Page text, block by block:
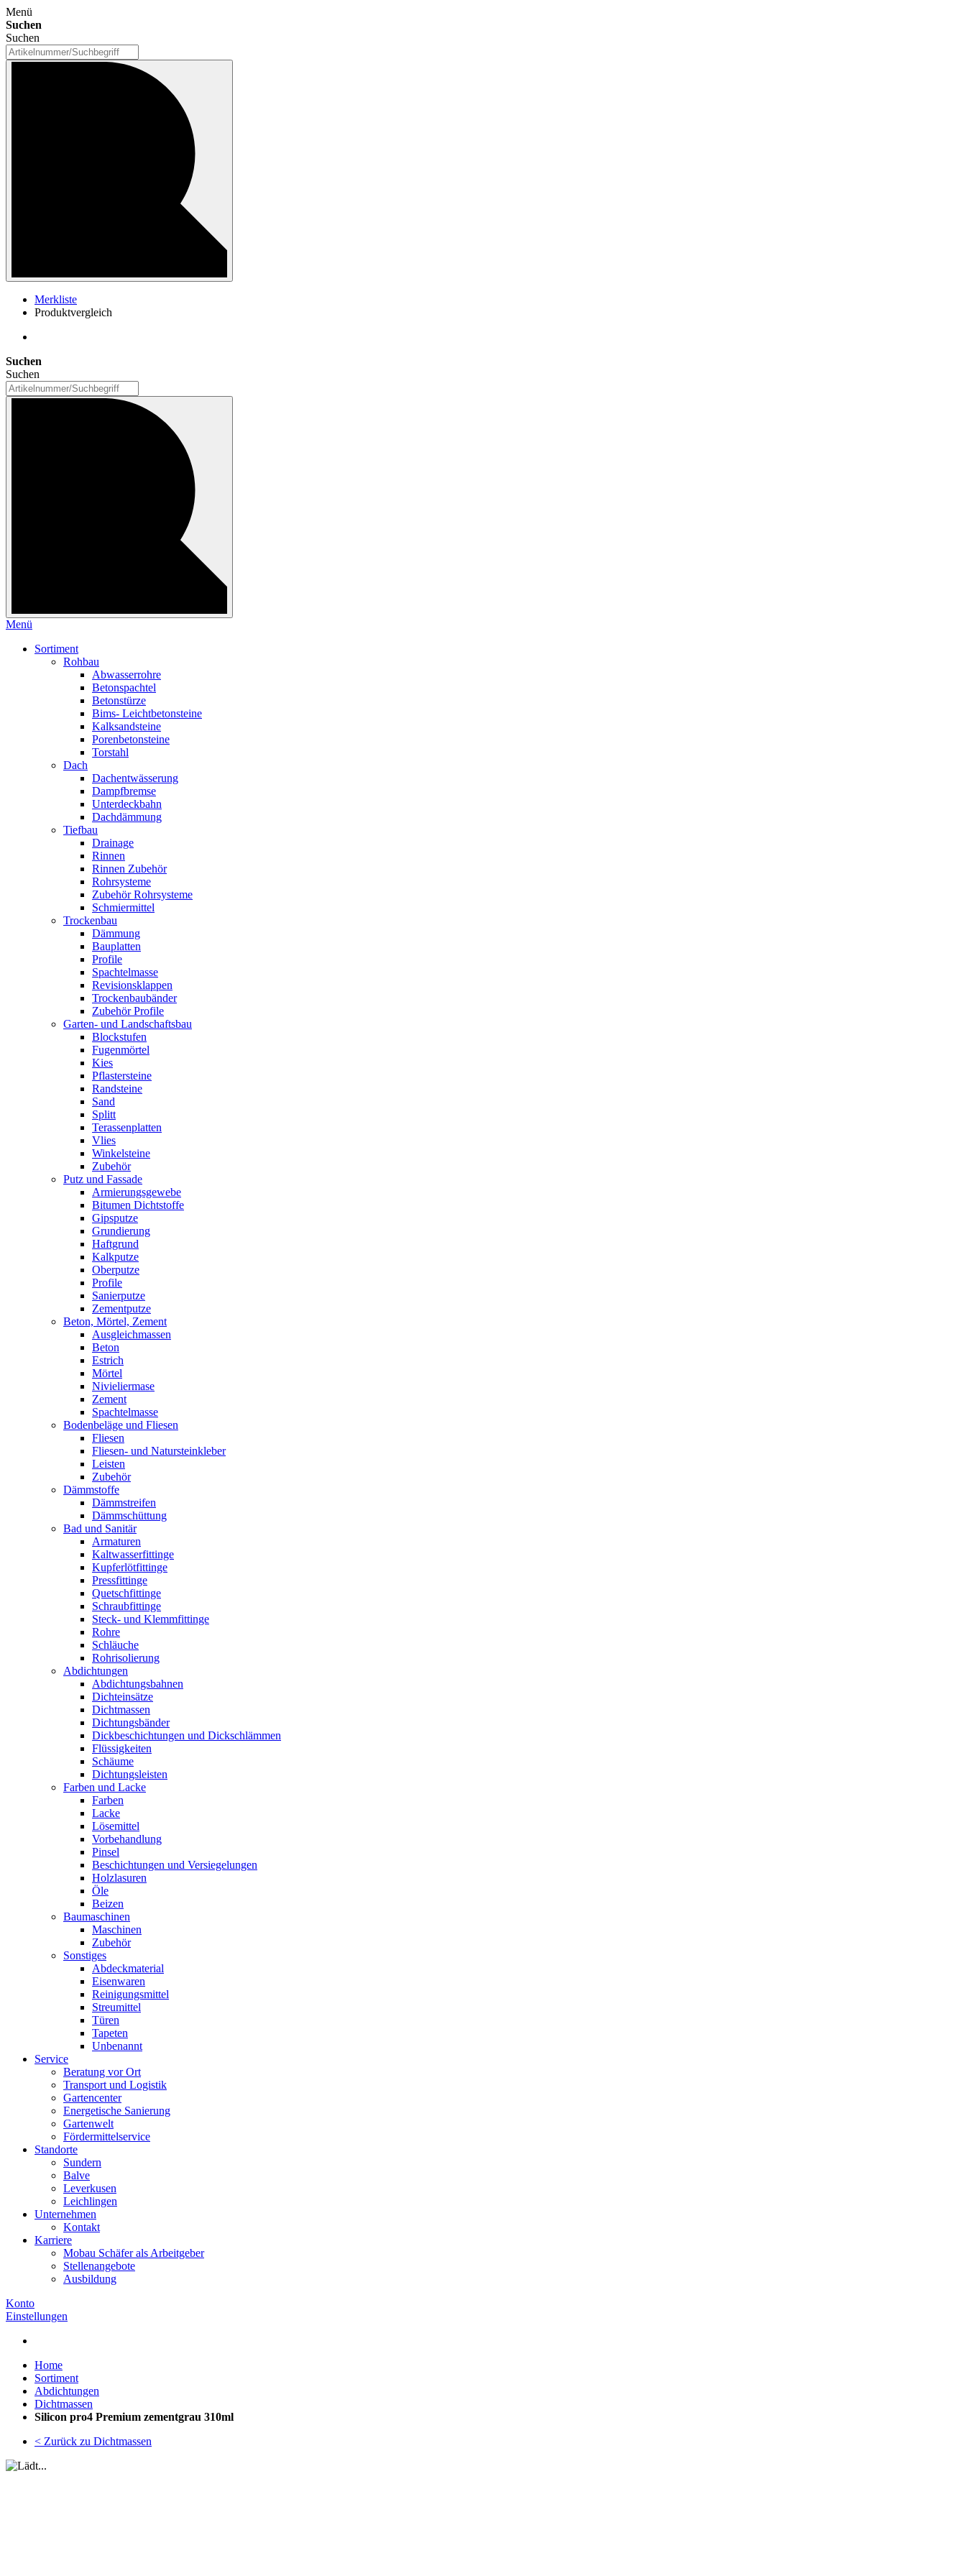
Menü
Suchen
Suchen
Merkliste
Produktvergleich
Suchen
Suchen
Menü
Sortiment
Rohbau
Abwasserrohre
Betonspachtel
Betonstürze
Bims- Leichtbetonsteine
Kalksandsteine
Porenbetonsteine
Torstahl
Dach
Dachentwässerung
Dampfbremse
Unterdeckbahn
Dachdämmung
Tiefbau
Drainage
Rinnen
Rinnen Zubehör
Rohrsysteme
Zubehör Rohrsysteme
Schmiermittel
Trockenbau
Dämmung
Bauplatten
Profile
Spachtelmasse
Revisionsklappen
Trockenbaubänder
Zubehör Profile
Garten- und Landschaftsbau
Blockstufen
Fugenmörtel
Kies
Pflastersteine
Randsteine
Sand
Splitt
Terassenplatten
Vlies
Winkelsteine
Zubehör
Putz und Fassade
Armierungsgewebe
Bitumen Dichtstoffe
Gipsputze
Grundierung
Haftgrund
Kalkputze
Oberputze
Profile
Sanierputze
Zementputze
Beton, Mörtel, Zement
Ausgleichmassen
Beton
Estrich
Mörtel
Nivieliermase
Zement
Spachtelmasse
Bodenbeläge und Fliesen
Fliesen
Fliesen- und Natursteinkleber
Leisten
Zubehör
Dämmstoffe
Dämmstreifen
Dämmschüttung
Bad und Sanitär
Armaturen
Kaltwasserfittinge
Kupferlötfittinge
Pressfittinge
Quetschfittinge
Schraubfittinge
Steck- und Klemmfittinge
Rohre
Schläuche
Rohrisolierung
Abdichtungen
Abdichtungsbahnen
Dichteinsätze
Dichtmassen
Dichtungsbänder
Dickbeschichtungen und Dickschlämmen
Flüssigkeiten
Schäume
Dichtungsleisten
Farben und Lacke
Farben
Lacke
Lösemittel
Vorbehandlung
Pinsel
Beschichtungen und Versiegelungen
Holzlasuren
Öle
Beizen
Baumaschinen
Maschinen
Zubehör
Sonstiges
Abdeckmaterial
Eisenwaren
Reinigungsmittel
Streumittel
Türen
Tapeten
Unbenannt
Service
Beratung vor Ort
Transport und Logistik
Gartencenter
Energetische Sanierung
Gartenwelt
Fördermittelservice
Standorte
Sundern
Balve
Leverkusen
Leichlingen
Unternehmen
Kontakt
Karriere
Mobau Schäfer als Arbeitgeber
Stellenangebote
Ausbildung
Konto
Einstellungen
Home
Sortiment
Abdichtungen
Dichtmassen
Silicon pro4 Premium zementgrau 310ml
< Zurück zu Dichtmassen